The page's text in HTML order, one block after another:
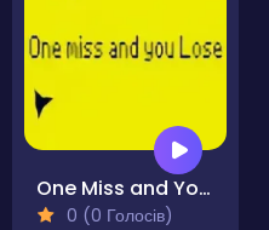
One Miss and You Lose
0 (0 Голосів)